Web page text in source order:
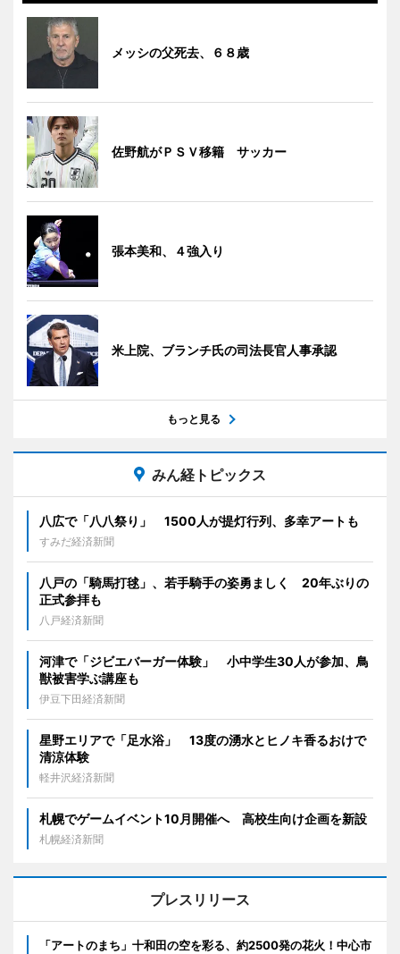
メッシの父死去、６８歳
佐野航がＰＳＶ移籍 サッカー
張本美和、４強入り
米上院、ブランチ氏の司法長官人事承認
もっと見る
みん経トピックス
八広で「八八祭り」 1500人が提灯行列、多幸アートも
すみだ経済新聞
八戸の「騎馬打毬」、若手騎手の姿勇ましく 20年ぶりの
正式参拝も
八戸経済新聞
河津で「ジビエバーガー体験」 小中学生30人が参加、鳥
獣被害学ぶ講座も
伊豆下田経済新聞
星野エリアで「足水浴」 13度の湧水とヒノキ香るおけで
清涼体験
軽井沢経済新聞
札幌でゲームイベント10月開催へ 高校生向け企画を新設
札幌経済新聞
プレスリリース
「アートのまち」十和田の空を彩る、約2500発の花火！中心市